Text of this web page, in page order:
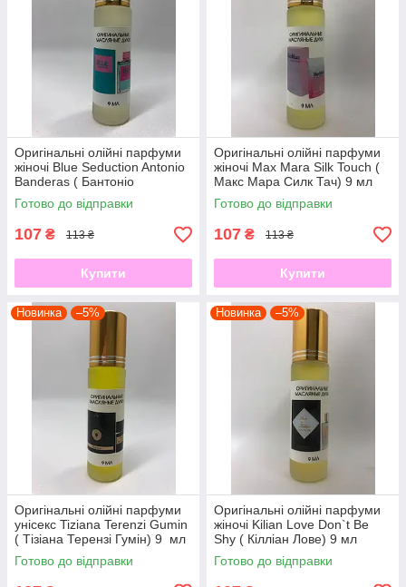
Оригінальні олійні парфуми
жіночі Blue Seduction Antonio
Banderas ( Бантоніо
Бандерас)9 мл
Готово до відправки
107 ₴ 113 ₴
Купити
Оригінальні олійні парфуми
жіночі Max Mara Silk Touch (
Макс Мара Силк Тач) 9 мл
Готово до відправки
107 ₴ 113 ₴
Купити
Новинка –5%
Оригінальні олійні парфуми
унісекс Tiziana Terenzi Gumin
( Тізіана Терензі Гумін) 9 мл
Готово до відправки
Новинка –5%
Оригінальні олійні парфуми
жіночі Kilian Love Don`t Be
Shy ( Кілліан Лове) 9 мл
Готово до відправки